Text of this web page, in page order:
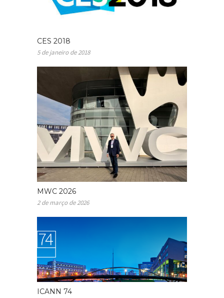
CES 2018
5 de janeiro de 2018
MWC 2026
2 de março de 2026
ICANN 74